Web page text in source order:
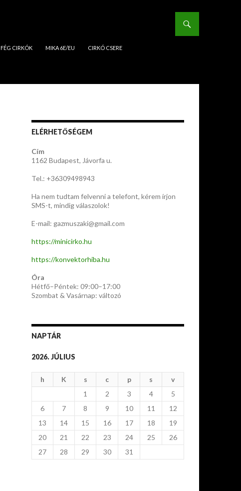
FÉG CIRKÓK MIKA 6E/EU CIRKÓ CSERE
ELÉRHETŐSÉGEM
Cím
1162 Budapest, Jávorfa u.
Tel.: +36309498943
Ha nem tudtam felvenni a telefont, kérem írjon
SMS-t, mindig válaszolok!
E-mail: gazmuszaki@gmail.com
https://minicirko.hu
https://konvektorhiba.hu
Óra
Hétfő–Péntek: 09:00–17:00
Szombat & Vasárnap: változó
NAPTÁR
2026. JÚLIUS
h K s c p s
v
1
2 3 4
5
6
7 8 9 10 11
12
13
14 15 16 17 18
19
20
21 22 23 24 25
26
27
28 29 30 31